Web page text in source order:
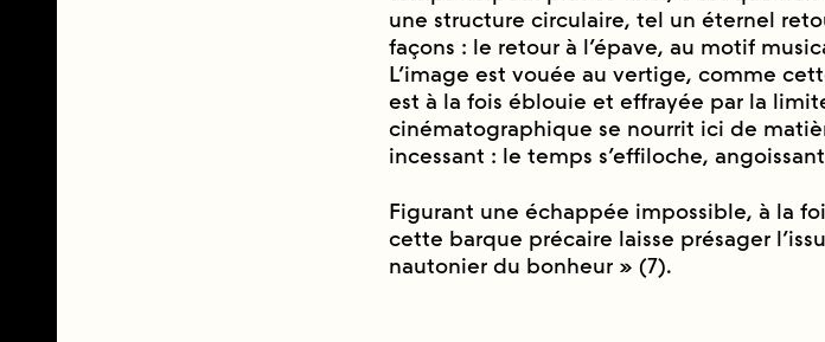
une structure circulaire, tel un éternel
façons : le retour à l’épave, au motif
L’image est vouée au vertige, comme
est à la fois éblouie et effrayée par la
cinématographique se nourrit ici de
incessant : le temps s’effiloche,
Figurant une échappée impossible, à la
cette barque précaire laisse présager
nautonier du bonheur » (7).